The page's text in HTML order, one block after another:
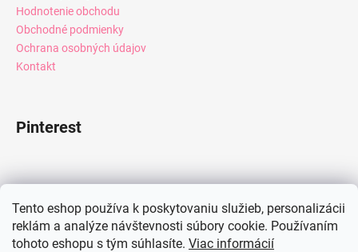
Tento eshop používa k poskytovaniu služieb, personalizácii
reklám a analýze návštevnosti súbory cookie. Používaním
tohoto eshopu s tým súhlasíte. Viac informácií
Hodnotenie obchodu
Obchodné podmienky
Ochrana osobných údajov
Kontakt
Pinterest